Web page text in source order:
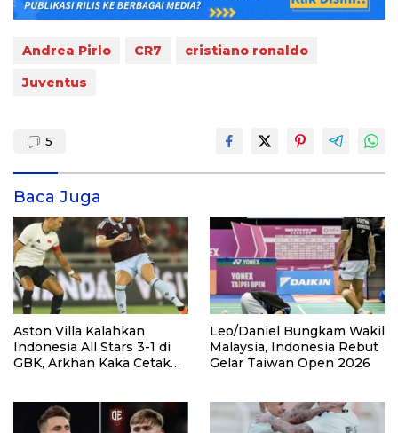
Andrea Pirlo CR7
cristiano ronaldo
Juventus
5
Baca Juga
Aston Villa Kalahkan
Indonesia All Stars 3-1 di
GBK, Arkhan Kaka Cetak
Leo/Daniel Bungkam Wakil
Malaysia, Indonesia Rebut
Gelar Taiwan Open 2026